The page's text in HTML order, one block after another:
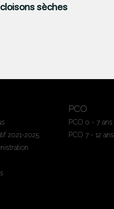
cloisons sèches
2021-2025
PCO
PCO 0 - 7 ans
PCO 7 - 12 ans